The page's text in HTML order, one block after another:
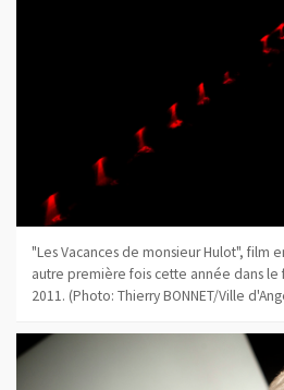
"Les Vacances de monsieur Hulot", film
autre première fois cette année dans le
2011. (Photo: Thierry BONNET/Ville